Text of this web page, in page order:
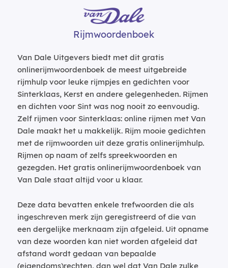
Rijmwoordenboek
Van Dale Uitgevers biedt met dit gratis
onlinerijmwoordenboek de meest uitgebreide
rijmhulp voor leuke rijmpjes en gedichten voor
Sinterklaas, Kerst en andere gelegenheden. Rijmen
en dichten voor Sint was nog nooit zo eenvoudig.
Zelf rijmen voor Sinterklaas: online rijmen met Van
Dale maakt het u makkelijk. Rijm mooie gedichten
met de rijmwoorden uit deze gratis onlinerijmhulp.
Rijmen op naam of zelfs spreekwoorden en
gezegden. Het gratis onlinerijmwoordenboek van
Van Dale staat altijd voor u klaar.
Deze data bevatten enkele trefwoorden die als
ingeschreven merk zijn geregistreerd of die van
een dergelijke merknaam zijn afgeleid. Uit opname
van deze woorden kan niet worden afgeleid dat
afstand wordt gedaan van bepaalde
(eigendoms)rechten, dan wel dat Van Dale zulke